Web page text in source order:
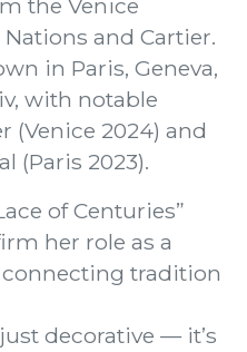
and Cartier.
in Paris, Geneva,
with notable
(Venice 2024) and
(Paris 2023).
of Centuries”
her role as a
tradition
decorative — it’s